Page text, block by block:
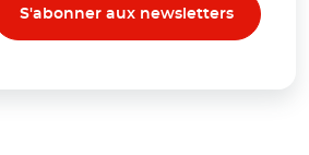
S'abonner aux newsletters